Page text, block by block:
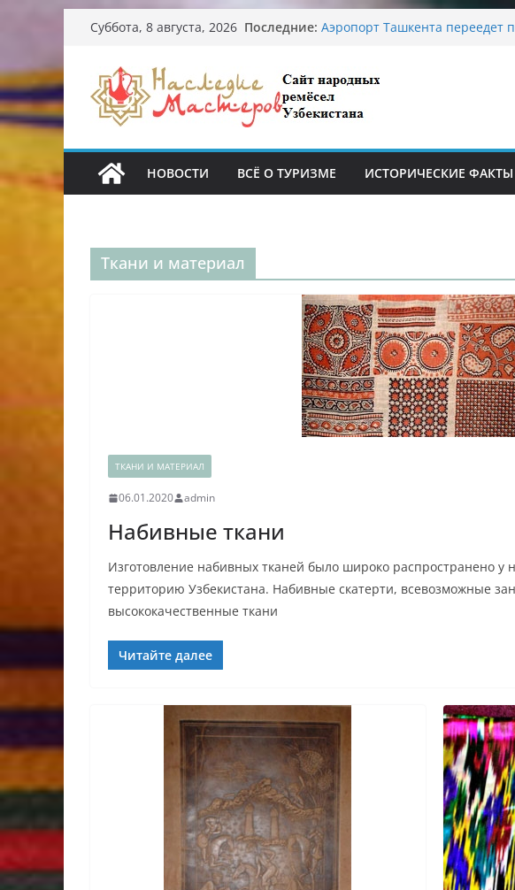
Перейти
содержимому
Суббота, 8 августа, 2026 Последние:
Узбекские традиционные
происхождение
От знахарей до
Обрушение на одном из
Ташкента: перекрыт
НОВОСТИ ВСЁ О ТУРИЗМЕ ИСТОРИЧЕСКИЕ ФАКТЫ
Ткани и материал
ТКАНИ И МАТЕРИАЛ
06.01.2020 admin
Набивные ткани
Изготовление набивных тканей было широко распространено
территорию Узбекистана. Набивные скатерти, всевозможные
высококачественные ткани
Читайте далее